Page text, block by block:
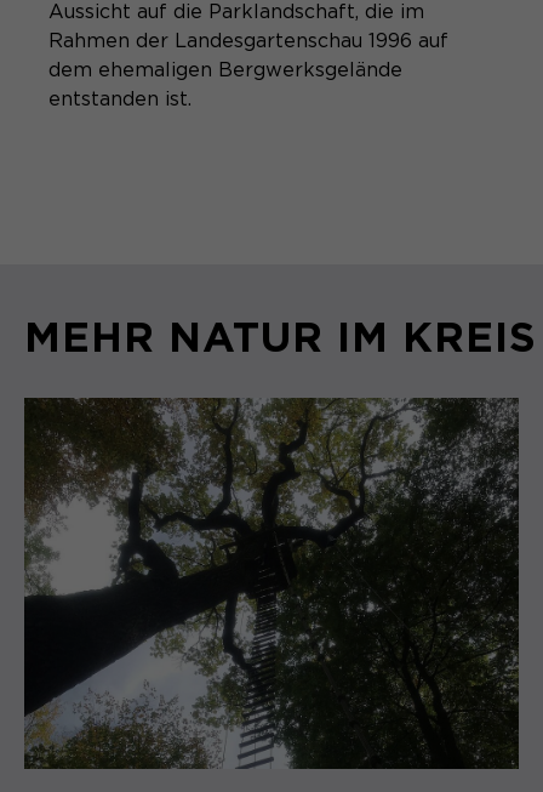
Aussicht auf die Parklandschaft, die im
Rahmen der Landesgartenschau 1996 auf
dem ehemaligen Bergwerksgelände
entstanden ist.
MEHR NATUR IM